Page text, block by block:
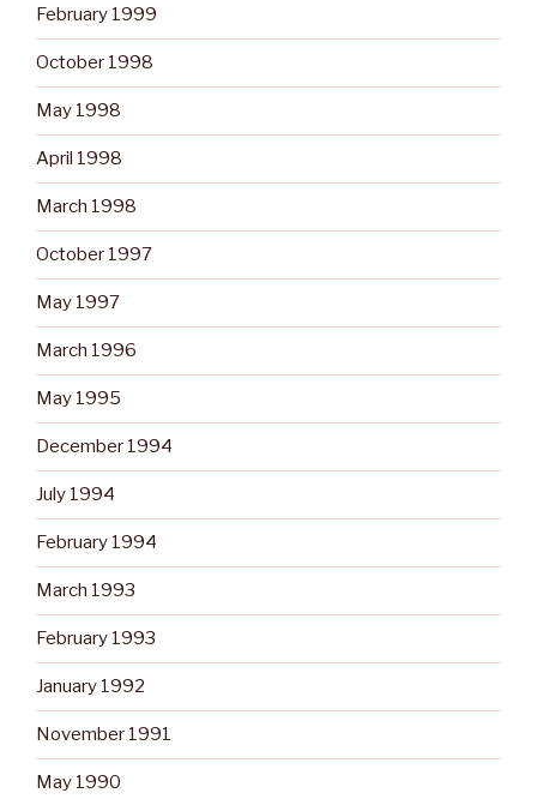
February 1999
October 1998
May 1998
April 1998
March 1998
October 1997
May 1997
March 1996
May 1995
December 1994
July 1994
February 1994
March 1993
February 1993
January 1992
November 1991
May 1990